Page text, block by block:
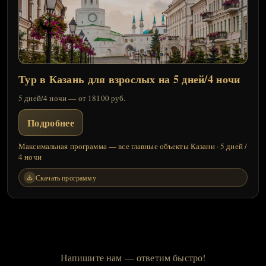
Тур в Казань для взрослых на 5 дней/4 ночи
5 дней/4 ночи — от 18100 руб.
Подробнее
Максимальная программа — все главные объекты Казани · 5 дней /
4 ночи
Скачать программу
Напишите нам — ответим быстро!